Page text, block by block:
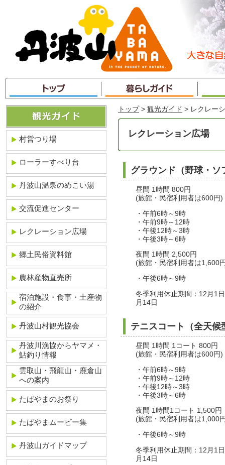
ャ
ン
プ
トップ > 観光ガイド > レクレー
レクレーション広場
グラウンド（野球・ソ
昼間 1時間 800円
(旅館・民宿利用者は600円)
・午前6時～9時
・午前9時～12時
・午後12時～3時
・午後3時～6時
夜間 1時間 2,500円
(旅館・民宿利用者は1,600
・午後6時～9時
冬季利用休止期間：12月1
月14日
テニスコート（全天候
昼間 1時間 1コート 800円
(旅館・民宿利用者は600円)
・午前6時～9時
・午前9時～12時
・午後12時～3時
・午後3時～6時
夜間 1時間1コート 1,500円
(旅館・民宿利用者は1,000
・午後6時～9時
冬季利用休止期間：12月1
月14日
村営つり場
ローラーすべり台
丹波山温泉のめこい湯
交流促進センター
レクレーション広場
郷土民俗資料館
農林産物直売所
宿泊施設・食事・土産物
の紹介
丹波山村観光協会
丹波川漁協からヤマメ・
鮎釣り情報
雲取山・飛龍山・鹿倉山
への案内
たばやまのお祭り
たばやまムービー集
丹波山ガイドマップ